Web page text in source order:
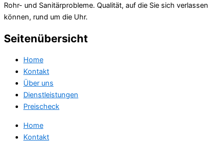
Rohr- und Sanitärprobleme. Qualität, auf die Sie sich verlassen
können, rund um die Uhr.
Seitenübersicht
Home
Kontakt
Über uns
Dienstleistungen
Preischeck
Home
Kontakt